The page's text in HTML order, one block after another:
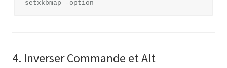
4. Inverser Commande et Alt